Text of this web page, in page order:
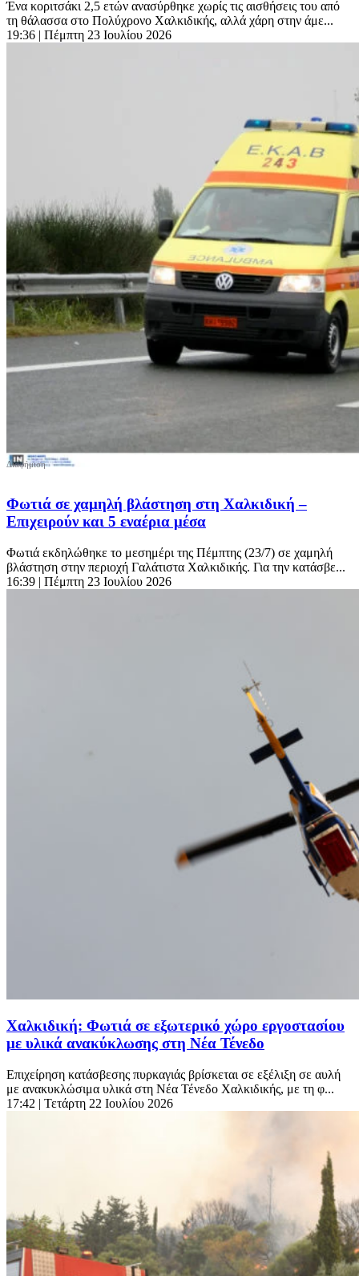
Ένα κοριτσάκι 2,5 ετών ανασύρθηκε χωρίς τις αισθήσεις του από
τη θάλασσα στο Πολύχρονο Χαλκιδικής, αλλά χάρη στην άμε...
19:36 | Πέμπτη 23 Ιουλίου 2026
Φωτιά σε χαμηλή βλάστηση στη Χαλκιδική –
Επιχειρούν και 5 εναέρια μέσα
Φωτιά εκδηλώθηκε το μεσημέρι της Πέμπτης (23/7) σε χαμηλή
βλάστηση στην περιοχή Γαλάτιστα Χαλκιδικής. Για την κατάσβε...
16:39 | Πέμπτη 23 Ιουλίου 2026
Χαλκιδική: Φωτιά σε εξωτερικό χώρο εργοστασίου
με υλικά ανακύκλωσης στη Νέα Τένεδο
Επιχείρηση κατάσβεσης πυρκαγιάς βρίσκεται σε εξέλιξη σε αυλή
με ανακυκλώσιμα υλικά στη Νέα Τένεδο Χαλκιδικής, με τη φ...
17:42 | Τετάρτη 22 Ιουλίου 2026